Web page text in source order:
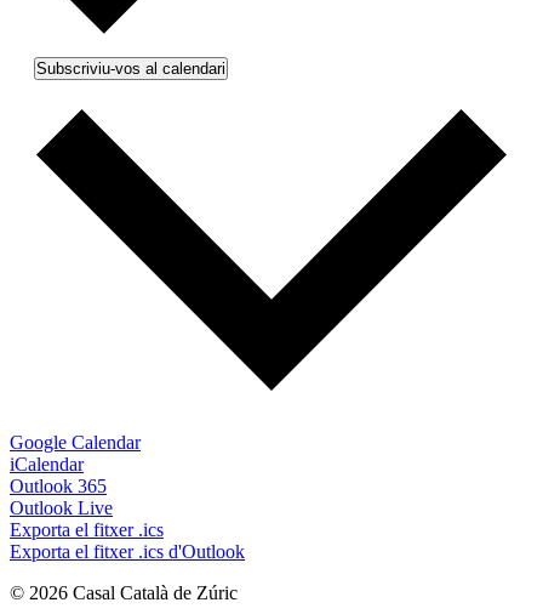
Subscriviu-vos al calendari
Google Calendar
iCalendar
Outlook 365
Outlook Live
Exporta el fitxer .ics
Exporta el fitxer .ics d'Outlook
© 2026 Casal Català de Zúric